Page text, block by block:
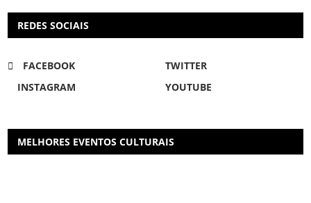
REDES SOCIAIS
FACEBOOK
TWITTER
INSTAGRAM
YOUTUBE
MELHORES EVENTOS CULTURAIS